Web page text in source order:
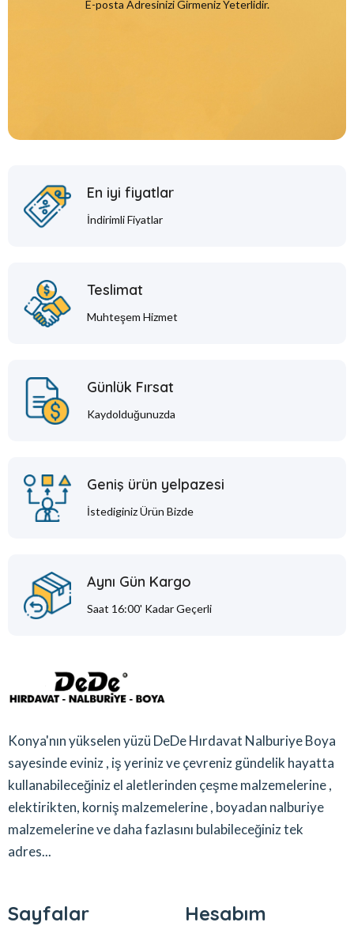
E-posta Adresinizi Girmeniz Yeterlidir.
En iyi fiyatlar
İndirimli Fiyatlar
Teslimat
Muhteşem Hizmet
Günlük Fırsat
Kaydolduğunuzda
Geniş ürün yelpazesi
İstediginiz Ürün Bizde
Aynı Gün Kargo
Saat 16:00' Kadar Geçerli
Konya'nın yükselen yüzü DeDe Hırdavat Nalburiye Boya
sayesinde eviniz , iş yeriniz ve çevreniz gündelik hayatta
kullanabileceğiniz el aletlerinden çeşme malzemelerine ,
elektirikten, korniş malzemelerine , boyadan nalburiye
malzemelerine ve daha fazlasını bulabileceğiniz tek
adres...
Sayfalar Hesabım